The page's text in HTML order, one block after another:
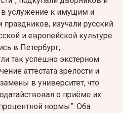
в услужение к имущим и
праздников, изучали русский
и европейской культуре.
в Петербург,
так успешно экстернoм
аттестата зрелости и
в университет, что
о приёме их
нормы”. Оба